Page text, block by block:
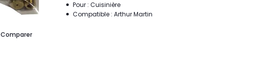
Comparer
Pour : Cuisinière
Compatible : Arthur Martin